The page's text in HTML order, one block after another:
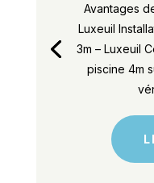
Avantages
Luxeuil
3m – Luxeuil
piscine 4m